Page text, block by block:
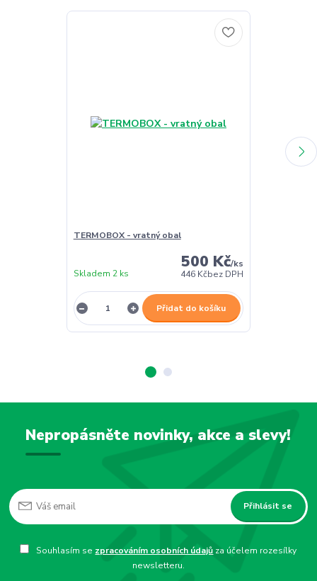
TERMOBOX - vratný obal
500 Kč/ks
446 Kčbez DPH
Skladem 2 ks
Přidat do košíku
Nepropásněte novinky, akce a slevy!
Přihlásit se
Souhlasím se zpracováním osobních údajů za účelem rozesílky
newsletteru.